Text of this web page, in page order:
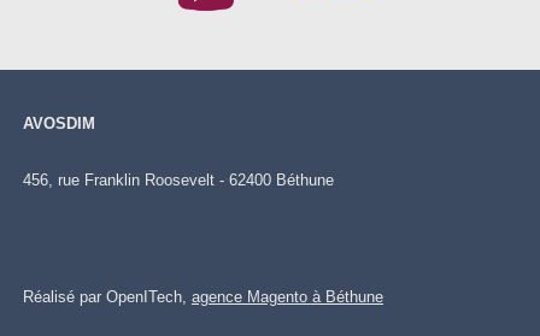
AVOSDIM
456, rue Franklin Roosevelt - 62400 Béthune
Réalisé par OpenITech, agence Magento à Béthune